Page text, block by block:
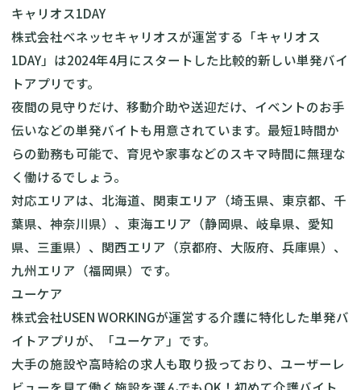
キャリオス1DAY
株式会社ベネッセキャリオスが運営する「キャリオス
1DAY」は2024年4月にスタートした比較的新しい単発バイ
トアプリです。
夜間の見守りだけ、移動介助や送迎だけ、イベントのお手
伝いなどの単発バイトも用意されています。最短1時間か
らの勤務も可能で、育児や家事などのスキマ時間に無理な
く働けるでしょう。
対応エリアは、北海道、関東エリア（埼玉県、東京都、千
葉県、神奈川県）、東海エリア（静岡県、岐阜県、愛知
県、三重県）、関西エリア（京都府、大阪府、兵庫県）、
九州エリア（福岡県）です。
ユーケア
株式会社USEN WORKINGが運営する介護に特化した単発バ
イトアプリが、「ユーケア」です。
大手の施設や高時給の求人も取り扱っており、ユーザーレ